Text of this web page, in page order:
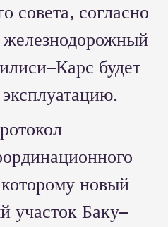
совета, согласно
будет
которому новый
участок Баку–